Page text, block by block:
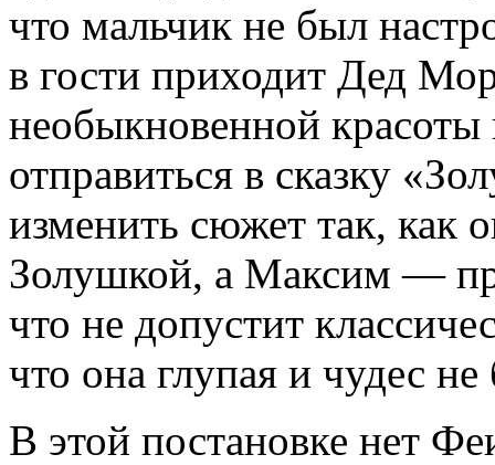
что мальчик не был
в гости приходит Дед
необыкновенной красоты
отправиться в сказку
изменить сюжет так, как
Золушкой, а Максим —
что не допустит
что она глупая и чудес не
В этой постановке нет